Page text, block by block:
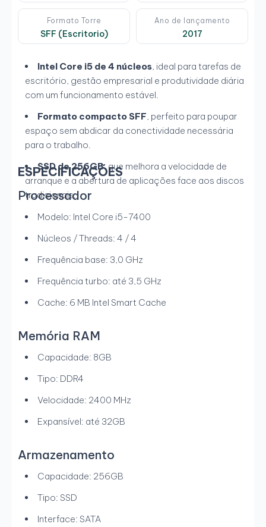
Formato Torre
SFF (Escritorio)
Ano de lançamento
2017
Intel Core i5 de 4 núcleos, ideal para tarefas de
escritório, gestão empresarial e produtividade diária
com um funcionamento estável.
Formato compacto SFF, perfeito para poupar
espaço sem abdicar da conectividade necessária
para o trabalho.
SSD de 256GB, que melhora a velocidade de
arranque e a abertura de aplicações face aos discos
tradicionais.
ESPECIFICAÇÕES
Processador
Modelo: Intel Core i5-7400
Núcleos / Threads: 4 / 4
Frequência base: 3,0 GHz
Frequência turbo: até 3,5 GHz
Cache: 6 MB Intel Smart Cache
Memória RAM
Capacidade: 8GB
Tipo: DDR4
Velocidade: 2400 MHz
Expansível: até 32GB
Armazenamento
Capacidade: 256GB
Tipo: SSD
Interface: SATA